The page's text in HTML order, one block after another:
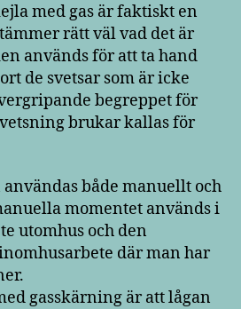
med gas är faktiskt en
rätt väl vad det är
används för att ta hand
de svetsar som är icke
begreppet för
brukar kallas för
både manuellt och
momentet används i
utomhus och den
där man har
gasskärning är att lågan